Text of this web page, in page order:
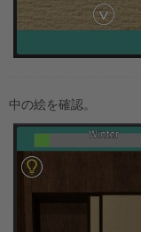
中の絵を確認。